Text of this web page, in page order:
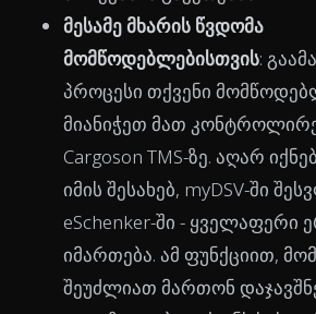
მესამე მხარის წვდომა
მომწოდებლებისთვის:
პროცესი თქვენი
მიანიჭეთ მათ
Cargoson TMS-ზე. აღარ
იმის შესახებ, myDSV-ში
eSchenker-ში - ყველაფერი
იმართება. ამ ფუნქციით,
შეუძლიათ მართონ